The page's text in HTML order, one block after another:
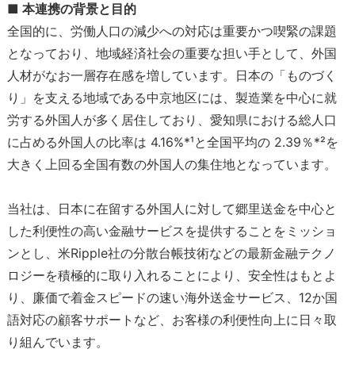
■ 本連携の背景と目的
全国的に、労働人口の減少への対応は重要かつ喫緊の課題
となっており、地域経済社会の重要な担い手として、外国
人材がなお一層存在感を増しています。日本の「ものづく
り」を支える地域である中京地区には、製造業を中心に就
労する外国人が多く居住しており、愛知県における総人口
に占める外国人の比率は 4.16%*¹と全国平均の 2.39％*²を
大きく上回る全国有数の外国人の集住地となっています。
当社は、日本に在留する外国人に対して郷里送金を中心と
した利便性の高い金融サービスを提供することをミッショ
ンとし、米Ripple社の分散台帳技術などの最新金融テクノ
ロジーを積極的に取り入れることにより、安全性はもとよ
り、廉価で着金スピードの速い海外送金サービス、12か国
語対応の顧客サポートなど、お客様の利便性向上に日々取
り組んでいます。